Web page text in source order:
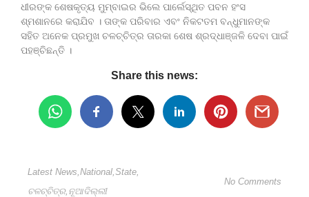
ଧୀରଙ୍କ ଶେଷକୃତ୍ୟ ମୁମ୍ବାଇର ଭିଲେ ପାର୍ଲେସ୍ଥିତ ପବନ ହଂସ
ଶ୍ମଶାନରେ କରାଯିବ । ତାଙ୍କ ପରିବାର ଏବଂ ନିକଟତମ ବନ୍ଧୁମାନଙ୍କ
ସହିତ ଅନେକ ପ୍ରମୁଖ ଚଳଚ୍ଚିତ୍ର ତାରକା ଶେଷ ଶ୍ରଦ୍ଧାଞ୍ଜଳି ଦେବା ପାଇଁ
ପହଞ୍ଚିଛନ୍ତି ।
Share this news:
Latest News National State
ଚଳଚ୍ଚିତ୍ର, ନୂଆଦିଲ୍ଲୀ
No Comments